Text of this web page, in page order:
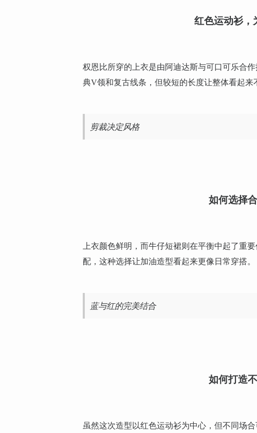
红色运动衫，
权恩比所穿的上衣是由阿迪达斯与可口可乐合
典V领和复古线条，但较短的长度让整体看起来
剪裁决定风格
如何选择
上衣颜色鲜明，而牛仔短裙则在平衡中起了重
配，这种选择让加油造型看起来更像日常穿搭。
蓝与红的完美结合
如何打造
虽然这次造型以红色运动衫为中心，但不同场